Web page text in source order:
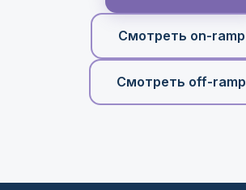
Смотреть on-ramp
Смотреть off-ramp